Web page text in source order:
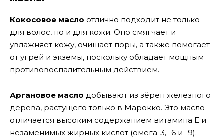
Кокосовое масло отлично подходит не только
для волос, но и для кожи. Оно смягчает и
увлажняет кожу, очищает поры, а также помогает
от угрей и экземы, поскольку обладает мощным
противовоспалительным действием.
Аргановое масло добывают из зёрен железного
дерева, растущего только в Марокко. Это масло
отличается высоким содержанием витамина E и
незаменимых жирных кислот (омега-3, -6 и -9).